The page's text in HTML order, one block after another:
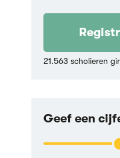
21.563 scholieren
Geef een